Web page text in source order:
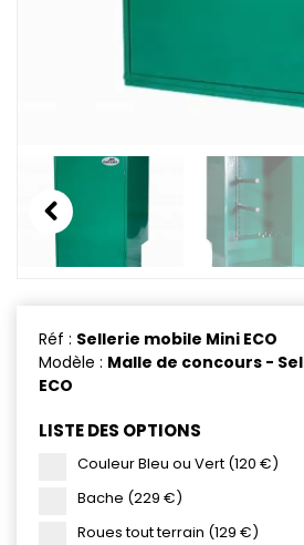
Previous
Réf : Sellerie mobile Mini ECO
Modèle : Malle de concours -
ECO
LISTE DES OPTIONS
Couleur Bleu ou Vert (120 €)
Bache (229 €)
Roues tout terrain (129 €)